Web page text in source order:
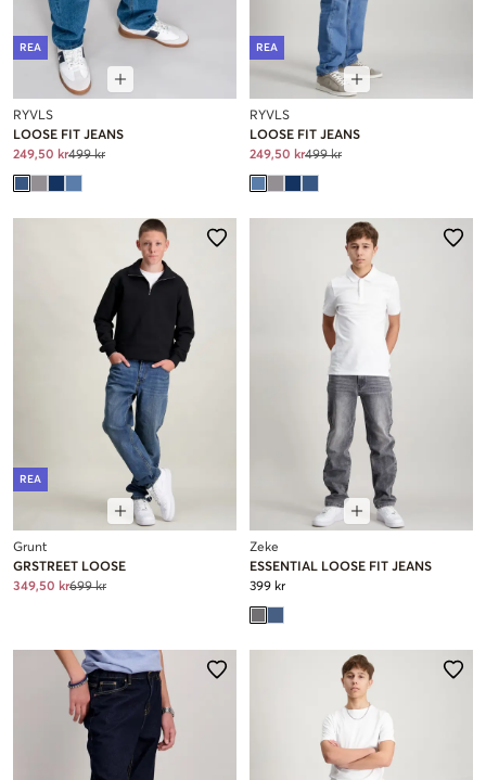
REA
RYVLS
LOOSE FIT JEANS
249,50 kr499 kr
REA
RYVLS
LOOSE FIT JEANS
249,50 kr499 kr
REA
Grunt
GRSTREET LOOSE
349,50 kr699 kr
Zeke
ESSENTIAL LOOSE FIT JEANS
399 kr